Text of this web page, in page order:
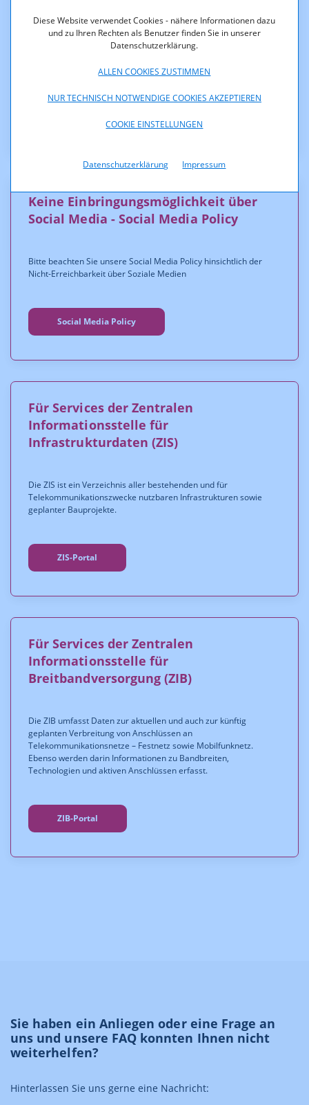
Diese Website verwendet Cookies - nähere Informationen dazu
und zu Ihren Rechten als Benutzer finden Sie in unserer
Datenschutzerklärung.
ALLEN COOKIES ZUSTIMMEN
NUR TECHNISCH NOTWENDIGE COOKIES AKZEPTIEREN
COOKIE EINSTELLUNGEN
Datenschutzerklärung Impressum
Anschriftencode Z 979921
- Telekom-Control-Kommission
Anschriftencode Z 979903
Anschriftencode Z 979894
Keine Einbringungs­möglichkeit über
Social Media - Social Media Policy
Bitte beachten Sie unsere Social Media Policy hinsichtlich der
Nicht-Erreichbarkeit über Soziale Medien
Social Media Policy
Für Services der Zentralen
Informationsstelle für
Infrastrukturdaten (ZIS)
Die ZIS ist ein Verzeichnis aller bestehenden und für
Telekommunikationszwecke nutzbaren Infrastrukturen sowie
geplanter Bauprojekte.
ZIS-Portal
Für Services der Zentralen
Informationsstelle für
Breitbandversorgung (ZIB)
Die ZIB umfasst Daten zur aktuellen und auch zur künftig
geplanten Verbreitung von Anschlüssen an
Telekommunikationsnetze – Festnetz sowie Mobilfunknetz.
Ebenso werden darin Informationen zu Bandbreiten,
Technologien und aktiven Anschlüssen erfasst.
ZIB-Portal
Sie haben ein Anliegen oder eine Frage an
uns und unsere FAQ konnten Ihnen nicht
weiterhelfen?
Hinterlassen Sie uns gerne eine Nachricht: